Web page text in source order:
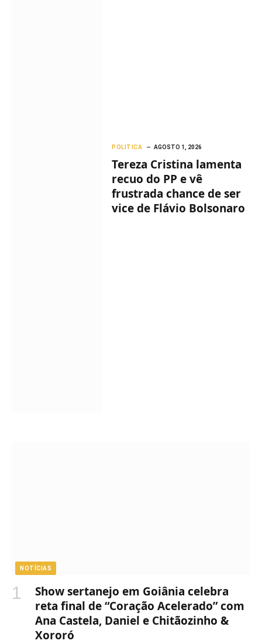
POLITICA AGOSTO 1, 2026
Tereza Cristina lamenta
recuo do PP e vê
frustrada chance de ser
vice de Flávio Bolsonaro
NOTÍCIAS
Show sertanejo em Goiânia celebra
reta final de “Coração Acelerado” com
Ana Castela, Daniel e Chitãozinho &
Xororó